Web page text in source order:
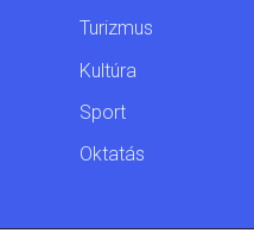
Turizmus
Kultúra
Sport
Oktatás